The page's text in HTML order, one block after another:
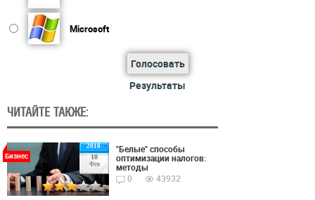
Microsoft
Голосовать
Результаты
ЧИТАЙТЕ ТАКЖЕ:
2018
10
Фев
Бизнес
"Белые" способы
оптимизации налогов:
методы
0
43932